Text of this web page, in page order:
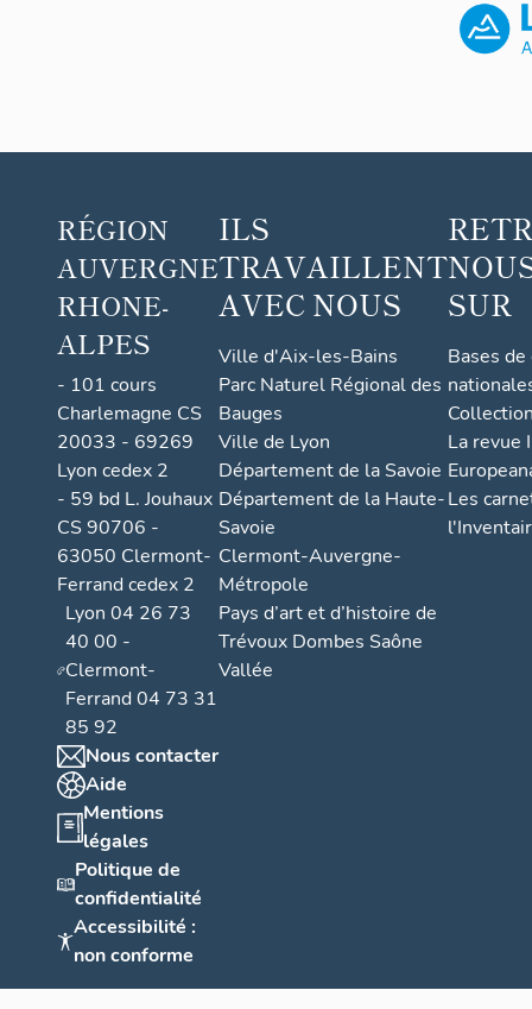
RÉGION
AUVERGNE
RHONE-
ALPES
- 101 cours
Charlemagne CS
20033 - 69269
Lyon cedex 2
- 59 bd L. Jouhaux
CS 90706 -
63050 Clermont-
Ferrand cedex 2
Lyon 04 26 73
40 00 -
Clermont-
Ferrand 04 73 31
85 92
Nous contacter
Aide
Mentions
légales
Politique de
confidentialité
Accessibilité :
non conforme
ILS
TRAVAILLENT
AVEC NOUS
Ville d'Aix-les-Bains
Parc Naturel Régional des
Bauges
Ville de Lyon
Département de la Savoie
Département de la Haute-
Savoie
Clermont-Auvergne-
Métropole
Pays d’art et d’histoire de
Trévoux Dombes Saône
Vallée
SUR
Bases
La revue
Les